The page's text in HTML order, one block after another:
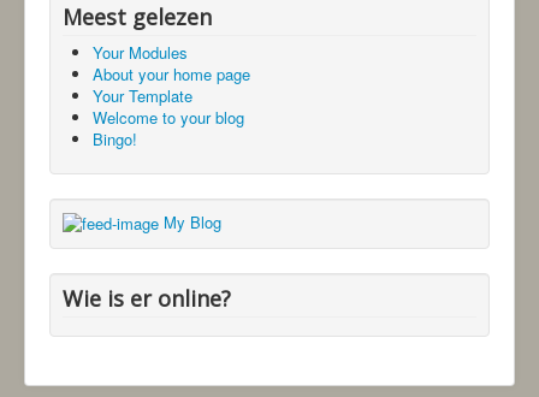
Meest gelezen
Your Modules
About your home page
Your Template
Welcome to your blog
Bingo!
My Blog
Wie is er online?